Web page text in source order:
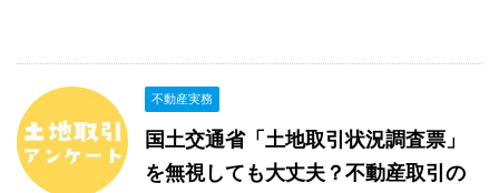
不動産実務
国土交通省「土地取引状況調査票」
を無視しても大丈夫？不動産取引の